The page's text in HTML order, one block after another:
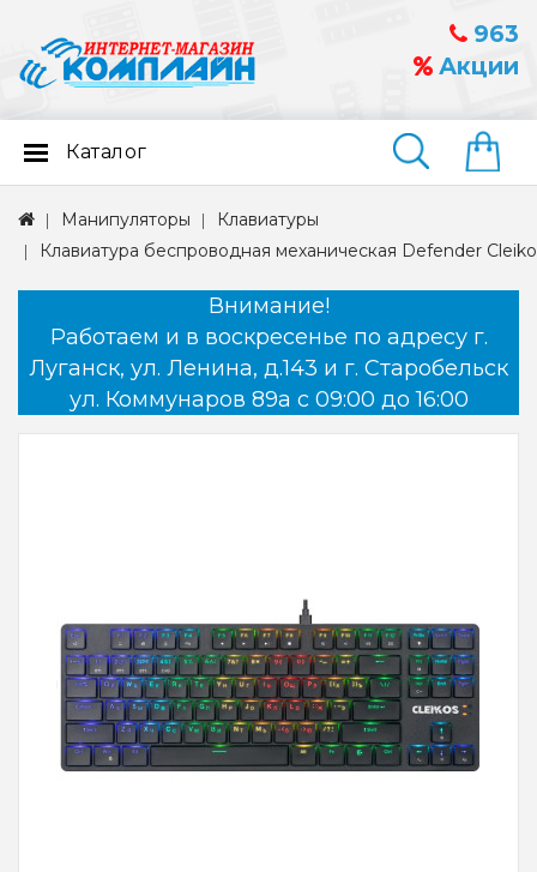
963
Акции
Найти
Каталог
Манипуляторы
Клавиатуры
Клавиатура беспроводная механическая Defender
Внимание!
Работаем и в воскресенье по адресу г.
Луганск, ул. Ленина, д.143 и г. Старобельск
ул. Коммунаров 89а с 09:00 до 16:00